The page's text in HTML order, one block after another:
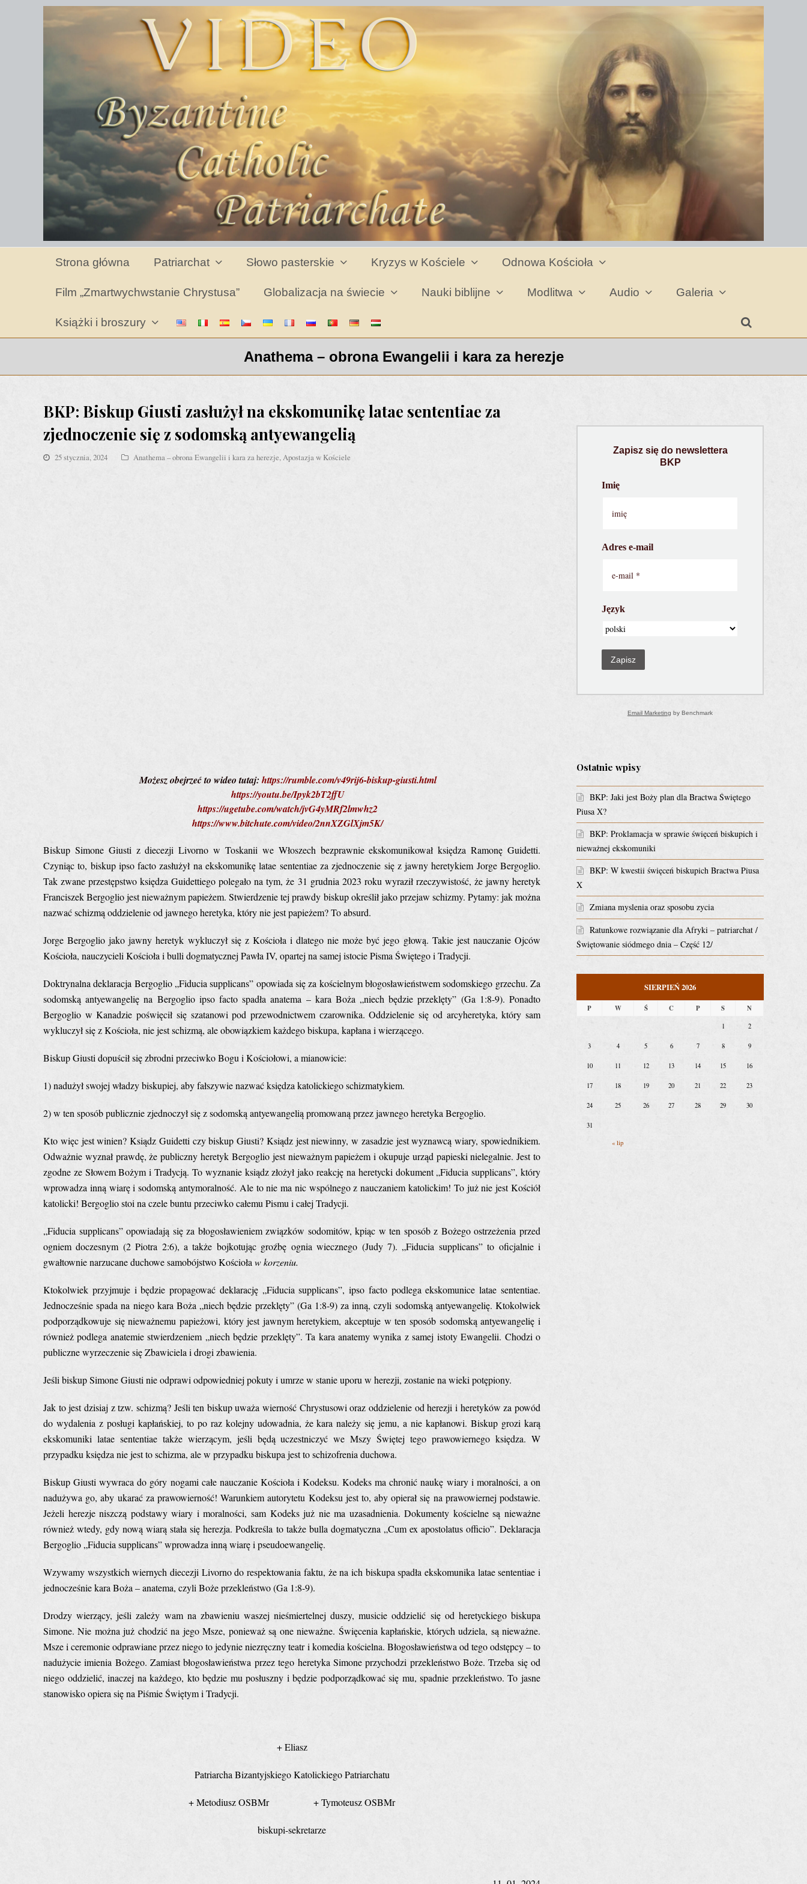
Strona główna Patriarchat Słowo pasterskie Kryzys w Kościele Odnowa Kościoła
Film „Zmartwychwstanie Chrystusa” Globalizacja na świecie Nauki biblijne Modlitwa Audio Galeria
Książki i broszury
Anathema – obrona Ewangelii i kara za herezje
BKP: Biskup Giusti zasłużył na ekskomunikę latae sententiae za
zjednoczenie się z sodomską antyewangelią
25 stycznia, 2024 Anathema – obrona Ewangelii i kara za herezje,Apostazja w Kościele
Możesz obejrzeć to wideo tutaj: https://rumble.com/v49rij6-biskup-giusti.html
https://youtu.be/Ipyk2bT2ffU
https://ugetube.com/watch/jvG4yMRf2lmwhz2
https://www.bitchute.com/video/2nnXZGlXjm5K/
Biskup Simone Giusti z diecezji Livorno w Toskanii we Włoszech bezprawnie ekskomunikował księdza Ramonę Guidetti.
Czyniąc to, biskup ipso facto zasłużył na ekskomunikę latae sententiae za zjednoczenie się z jawny heretykiem Jorge Bergoglio.
Tak zwane przestępstwo księdza Guidettiego polegało na tym, że 31 grudnia 2023 roku wyraził rzeczywistość, że jawny heretyk
Franciszek Bergoglio jest nieważnym papieżem. Stwierdzenie tej prawdy biskup określił jako przejaw schizmy. Pytamy: jak można
nazwać schizmą oddzielenie od jawnego heretyka, który nie jest papieżem? To absurd.
Jorge Bergoglio jako jawny heretyk wykluczył się z Kościoła i dlatego nie może być jego głową. Takie jest nauczanie Ojców
Kościoła, nauczycieli Kościoła i bulli dogmatycznej Pawła IV, opartej na samej istocie Pisma Świętego i Tradycji.
Doktrynalna deklaracja Bergoglio „Fiducia supplicans” opowiada się za kościelnym błogosławieństwem sodomskiego grzechu. Za
sodomską antyewangelię na Bergoglio ipso facto spadła anatema – kara Boża „niech będzie przeklęty” (Ga 1:8-9). Ponadto
Bergoglio w Kanadzie poświęcił się szatanowi pod przewodnictwem сzarownika. Oddzielenie się od arcyheretyka, który sam
wykluczył się z Kościoła, nie jest schizmą, ale obowiązkiem każdego biskupa, kapłana i wierzącego.
Biskup Giusti dopuścił się zbrodni przeciwko Bogu i Kościołowi, a mianowicie:
1) nadużył swojej władzy biskupiej, aby fałszywie nazwać księdza katolickiego schizmatykiem.
2) w ten sposób publicznie zjednoczył się z sodomską antyewangelią promowaną przez jawnego heretyka Bergoglio.
Kto więc jest winien? Ksiądz Guidetti czy biskup Giusti? Ksiądz jest niewinny, w zasadzie jest wyznawcą wiary, spowiednikiem.
Odważnie wyznał prawdę, że publiczny heretyk Bergoglio jest nieważnym papieżem i okupuje urząd papieski nielegalnie. Jest to
zgodne ze Słowem Bożym i Tradycją. To wyznanie ksiądz złożył jako reakcję na heretycki dokument „Fiducia supplicans”, który
wprowadza inną wiarę i sodomską antymoralność. Ale to nie ma nic wspólnego z nauczaniem katolickim! To już nie jest Kościół
katolicki! Bergoglio stoi na czele buntu przeciwko całemu Pismu i całej Tradycji.
„Fiducia supplicans” opowiadają się za błogosławieniem związków sodomitów, kpiąc w ten sposób z Bożego ostrzeżenia przed
ogniem doczesnym (2 Piotra 2:6), a także bojkotując groźbę ognia wiecznego (Judy 7). „Fiducia supplicans” to oficjalnie i
gwałtownie narzucane duchowe samobójstwo Kościoła w korzeniu.
Ktokolwiek przyjmuje i będzie propagować deklarację „Fiducia supplicans”, ipso facto podlega ekskomunice latae sententiae.
Jednocześnie spada na niego kara Boża „niech będzie przeklęty” (Ga 1:8-9) za inną, czyli sodomską antyewangelię. Ktokolwiek
podporządkowuje się nieważnemu papieżowi, który jest jawnym heretykiem, akceptuje w ten sposób sodomską antyewangelię i
również podlega anatemie stwierdzeniem „niech będzie przeklęty”. Ta kara anatemy wynika z samej istoty Ewangelii. Chodzi o
publiczne wyrzeczenie się Zbawiciela i drogi zbawienia.
Jeśli biskup Simone Giusti nie odprawi odpowiedniej pokuty i umrze w stanie uporu w herezji, zostanie na wieki potępiony.
Jak to jest dzisiaj z tzw. schizmą? Jeśli ten biskup uważa wierność Chrystusowi oraz oddzielenie od herezji i heretyków za powód
do wydalenia z posługi kapłańskiej, to po raz kolejny udowadnia, że kara należy się jemu, a nie kapłanowi. Biskup grozi karą
ekskomuniki latae sententiae także wierzącym, jeśli będą uczestniczyć we Mszy Świętej tego prawowiernego księdza. W
przypadku księdza nie jest to schizma, ale w przypadku biskupa jest to schizofrenia duchowa.
Biskup Giusti wywraca do góry nogami całe nauczanie Kościoła i Kodeksu. Kodeks ma chronić naukę wiary i moralności, a on
nadużywa go, aby ukarać za prawowierność! Warunkiem autorytetu Kodeksu jest to, aby opierał się na prawowiernej podstawie.
Jeżeli herezje niszczą podstawy wiary i moralności, sam Kodeks już nie ma uzasadnienia. Dokumenty kościelne są nieważne
również wtedy, gdy nową wiarą stała się herezja. Podkreśla to także bulla dogmatyczna „Cum ex apostolatus officio”. Deklaracja
Bergoglio „Fiducia supplicans” wprowadza inną wiarę i pseudoewangelię.
Wzywamy wszystkich wiernych diecezji Livorno do respektowania faktu, że na ich biskupa spadła ekskomunika latae sententiae i
jednocześnie kara Boża – anatema, czyli Boże przekleństwo (Ga 1:8-9).
Drodzy wierzący, jeśli zależy wam na zbawieniu waszej nieśmiertelnej duszy, musicie oddzielić się od heretyckiego biskupa
Simone. Nie można już chodzić na jego Msze, ponieważ są one nieważne. Święcenia kapłańskie, których udziela, są nieważne.
Msze i ceremonie odprawiane przez niego to jedynie niezręczny teatr i komedia kościelna. Błogosławieństwa od tego odstępcy – to
nadużycie imienia Bożego. Zamiast błogosławieństwa przez tego heretyka Simone przychodzi przekleństwo Boże. Trzeba się od
niego oddzielić, inaczej na każdego, kto będzie mu posłuszny i będzie podporządkować się mu, spadnie przekleństwo. To jasne
stanowisko opiera się na Piśmie Świętym i Tradycji.
+ Eliasz
Patriarcha Bizantyjskiego Katolickiego Patriarchatu
+ Metodiusz OSBMr + Tymoteusz OSBMr
biskupi-sekretarze
Zapisz się do newslettera
BKP
Imię
Adres e-mail
Język
Zapisz
Email Marketing by Benchmark
Ostatnie wpisy
BKP: Jaki jest Boży plan dla Bractwa Świętego
Piusa X?
BKP: Proklamacja w sprawie święceń biskupich i
nieważnej ekskomuniki
BKP: W kwestii święceń biskupich Bractwa Piusa
X
Zmiana myslenia oraz sposobu zycia
Ratunkowe rozwiązanie dla Afryki – patriarchat /
Świętowanie siódmego dnia – Część 12/
SIERPIEŃ 2026
P W Ś C P S N
« lip
1 2
3 4 5 6 7 8 9
10 11 12 13 14 15 16
17 18 19 20 21 22 23
24 25 26 27 28 29 30
31